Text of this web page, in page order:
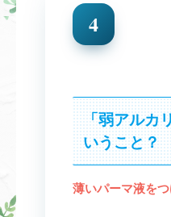
4
「弱アルカ
いうこと？
薄いパーマ液を